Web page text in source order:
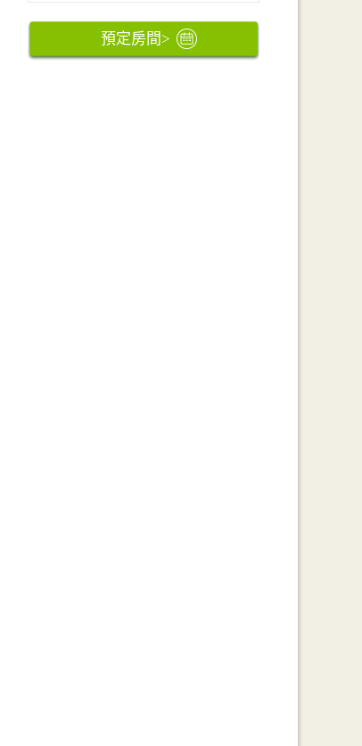
預定房間>